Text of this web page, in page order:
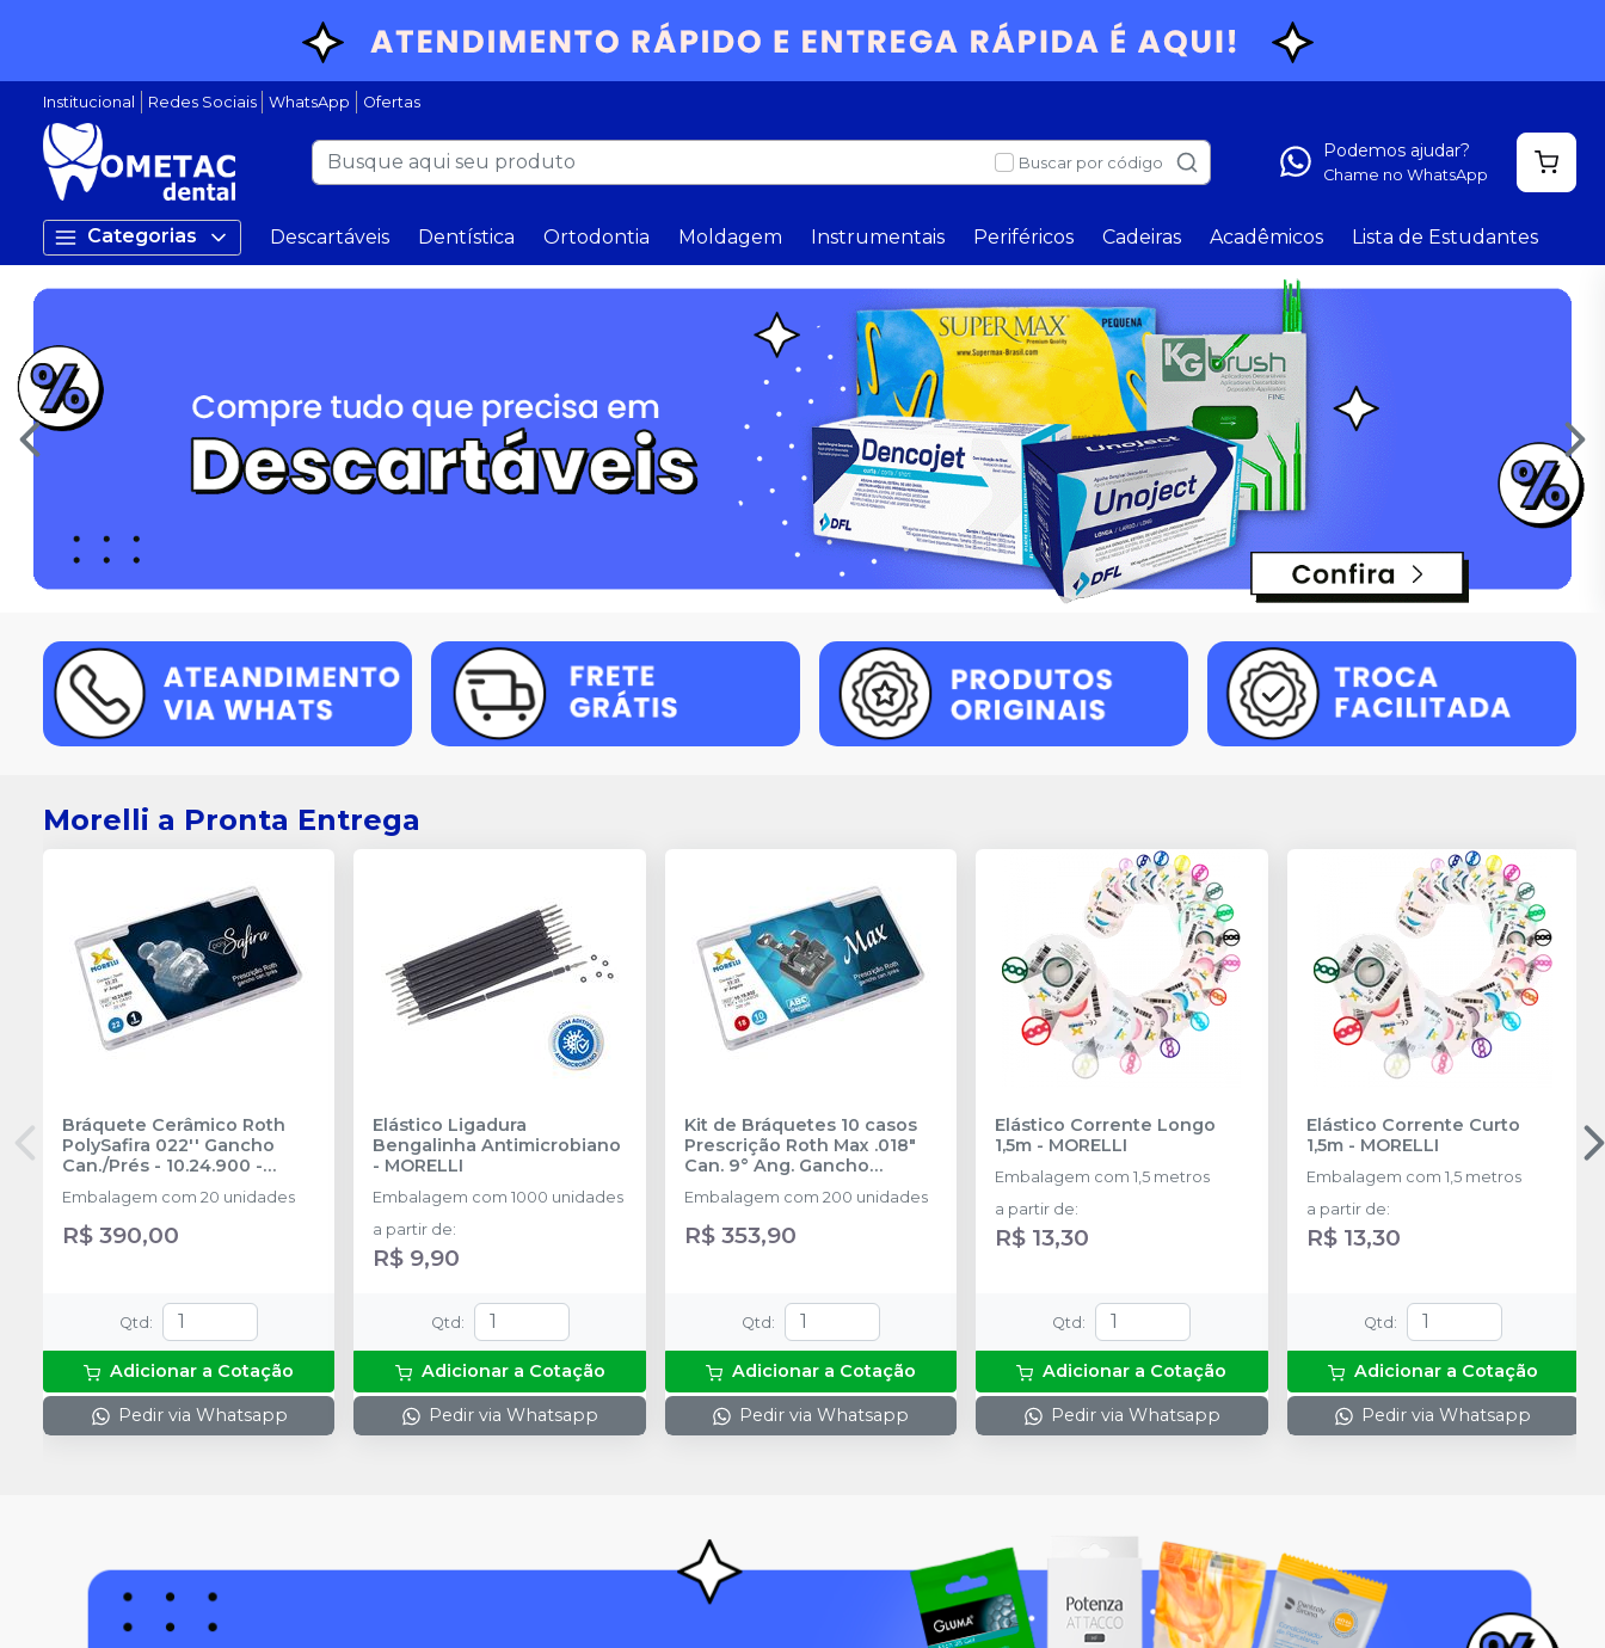
Institucional Redes Sociais WhatsApp Ofertas
Buscar por código
Podemos ajudar?
Chame no WhatsApp
Categorias Descartáveis Dentística Ortodontia Moldagem Instrumentais Periféricos Cadeiras Acadêmicos Lista de Estudantes
Morelli a Pronta Entrega
Bráquete Cerâmico Roth
PolySafira 022'' Gancho
Can./Prés - 10.24.900 -
MORELLI
Embalagem com 20 unidades
R$ 390,00
Qtd :
Adicionar a Cotação
Pedir via Whatsapp
Elástico Ligadura
Bengalinha Antimicrobiano
- MORELLI
Embalagem com 1000 unidades
a partir de:
R$ 9,90
Qtd :
Adicionar a Cotação
Pedir via Whatsapp
Kit de Bráquetes 10 casos
Prescrição Roth Max .018"
Can. 9° Ang. Gancho
Can./Prés 10.15.932
MORELLI
Embalagem com 200 unidades
R$ 353,90
Qtd :
Adicionar a Cotação
Pedir via Whatsapp
Elástico Corrente Longo
1,5m - MORELLI
Embalagem com 1,5 metros
a partir de:
R$ 13,30
Qtd :
Adicionar a Cotação
Pedir via Whatsapp
Elástico Corrente Curto
1,5m- MORELLI
Embalagem com 1,5 metros
a partir de:
R$ 13,30
Qtd :
Adicionar a Cotação
Pedir via Whatsapp